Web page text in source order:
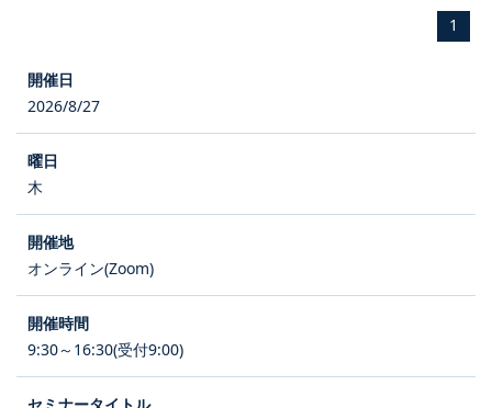
1
2026/8/27
木
オンライン(Zoom)
9:30～16:30(受付9:00)